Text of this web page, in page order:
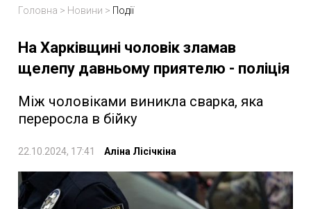
Головна > Новини > Події
На Харківщині чоловік зламав
щелепу давньому приятелю - поліція
Між чоловіками виникла сварка, яка
переросла в бійку
22.10.2024, 17:41 Аліна Лісічкіна